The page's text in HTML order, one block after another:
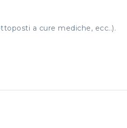
a cure mediche, ecc..).